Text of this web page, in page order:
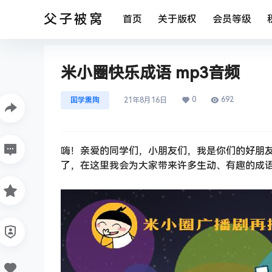
父子被窝 首页 关于版权 会员等级
米小圈快乐成语 mp3音频
国学熏陶 21年8月16日 0 692
嗨！亲爱的同学们，小朋友们，我是你们的好朋
了，在这里我会为大家带来许多生动、有趣的成